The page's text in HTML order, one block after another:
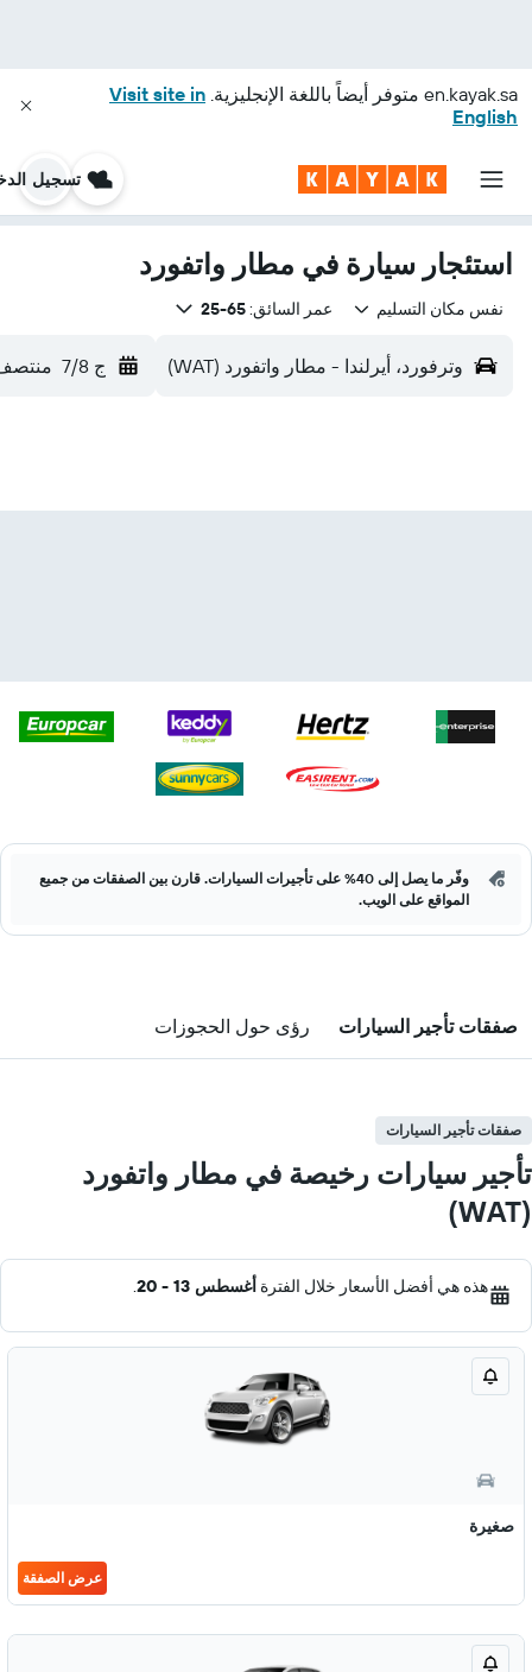
en.kayak.sa متوفر أيضاً باللغة الإنجليزية. Visit site in
English
تسجيل
استئجار سيارة في مطار واتفورد
نفس مكان التسليم عمر السائق:65-25
وترفورد، أيرلندا - مطار واتفورد (WAT) ج 7/8 منتصف
وفّر ما يصل إلى 40% على تأجيرات السيارات. قارن بين الصفقات من جميع
المواقع على الويب.
صفقات تأجير السيارات رؤى حول الحجوزات
صفقات تأجير السيارات
تأجير سيارات رخيصة في مطار واتفورد
(WAT)
هذه هي أفضل الأسعار خلال الفترة أغسطس 13 - 20 .
صغيرة
عرض الصفقة